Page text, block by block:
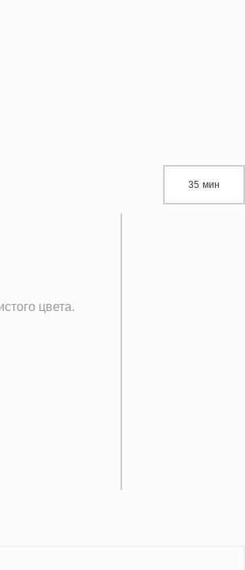
35 мин
цвета.